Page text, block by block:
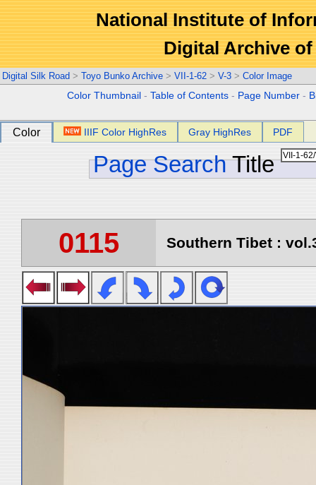
National Institute of
Digital Archive
Digital Silk Road > Toyo Bunko Archive > VII-1-62 > V-3 > Color Image
Color Thumbnail -Table of Contents - Page Number -
Color IIIF Color HighRes Gray HighRes PDF
Page Search Title
0115 Southern Tibet :